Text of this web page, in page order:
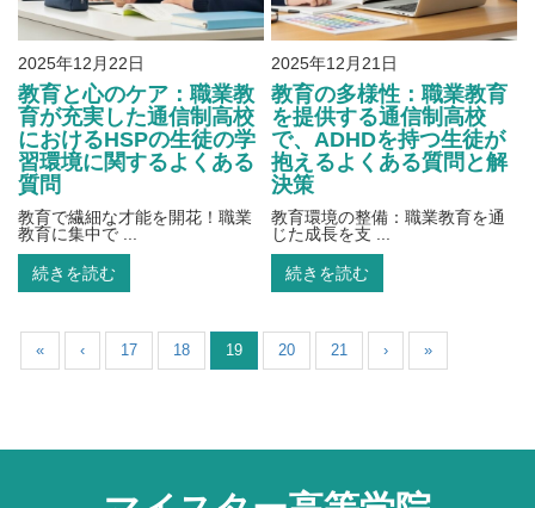
2025年12月22日
教育と心のケア：職業教
育が充実した通信制高校
におけるHSPの生徒の学
習環境に関するよくある
質問
教育で繊細な才能を開花！職業
教育に集中で ...
続きを読む
2025年12月21日
教育の多様性：職業教育
を提供する通信制高校
で、ADHDを持つ生徒が
抱えるよくある質問と解
決策
教育環境の整備：職業教育を通
じた成長を支 ...
続きを読む
« ‹ 17 18 19 20 21 › »